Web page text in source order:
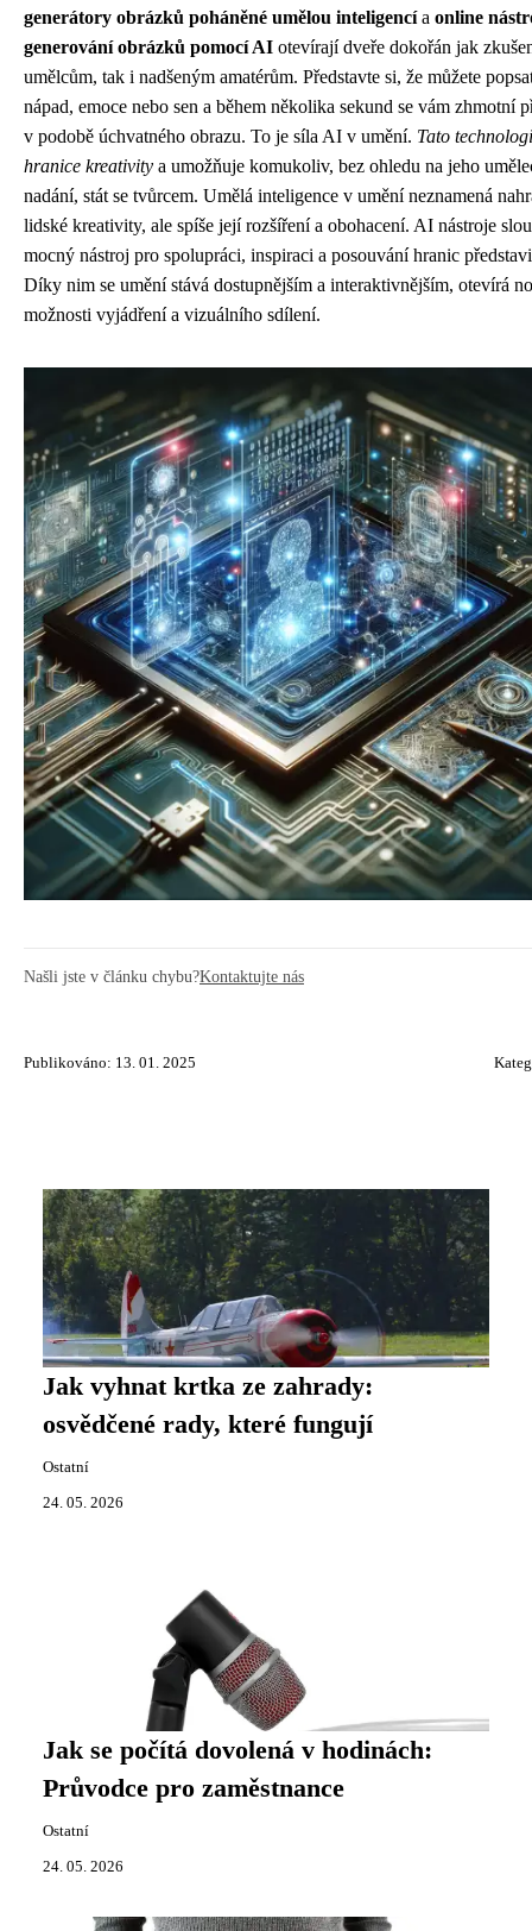
generátory obrázků poháněné umělou inteligencía online
generování obrázků pomocí AI otevírají dveře dokořán jak
umělcům, tak i nadšeným amatérům. Představte si, že můžete
nápad, emoce nebo sen a během několika sekund se vám zhmotní
v podobě úchvatného obrazu. To je síla AI v umění. Tato
hranice kreativity a umožňuje komukoliv, bez ohledu na jeho
nadání, stát se tvůrcem. Umělá inteligence v umění neznamená
lidské kreativity, ale spíše její rozšíření a obohacení. AI nástroje
mocný nástroj pro spolupráci, inspiraci a posouvání hranic
Díky nim se umění stává dostupnějším a interaktivnějším, otevírá
možnosti vyjádření a vizuálního sdílení.
Našli jste v článku chybu?Kontaktujte nás
Publikováno: 13. 01. 2025
Jak vyhnat krtka ze zahrady:
osvědčené rady, které fungují
Ostatní
24. 05. 2026
Jak se počítá dovolená v hodinách:
Průvodce pro zaměstnance
Ostatní
24. 05. 2026